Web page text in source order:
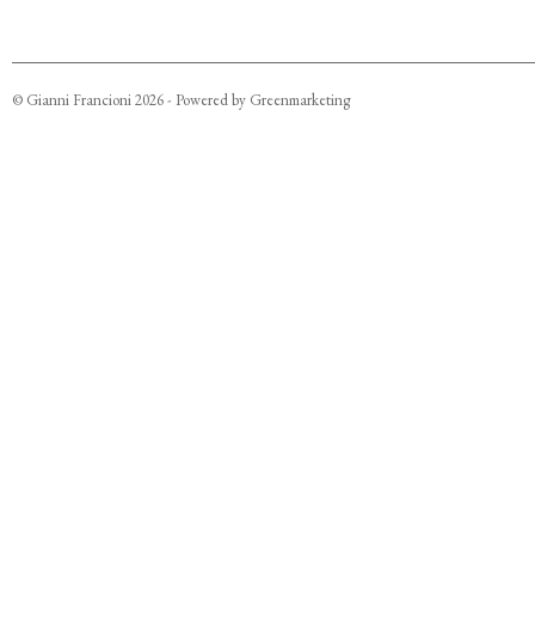
© Gianni Francioni2026- Powered by Greenmarketing